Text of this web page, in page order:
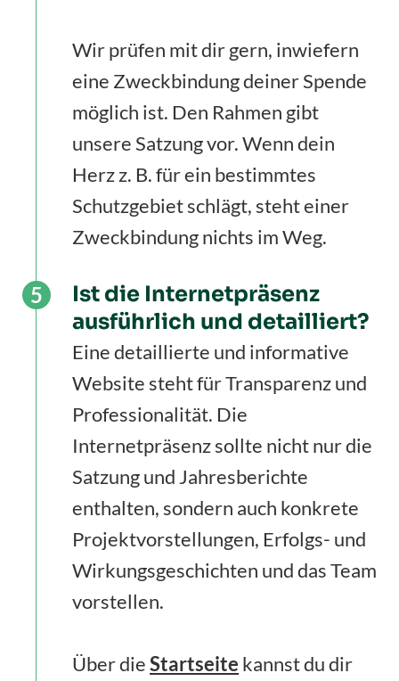
Wir prüfen mit dir gern, inwiefern
eine Zweckbindung deiner Spende
möglich ist. Den Rahmen gibt
unsere Satzung vor. Wenn dein
Herz z. B. für ein bestimmtes
Schutzgebiet schlägt, steht einer
Zweckbindung nichts im Weg.
Ist die Internetpräsenz
ausführlich und detailliert?
Eine detaillierte und informative
Website steht für Transparenz und
Professionalität. Die
Internetpräsenz sollte nicht nur die
Satzung und Jahresberichte
enthalten, sondern auch konkrete
Projektvorstellungen, Erfolgs- und
Wirkungsgeschichten und das Team
vorstellen.
Über dieStartseite kannst du dir